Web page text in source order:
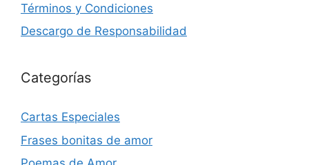
Términos y Condiciones
Descargo de Responsabilidad
Categorías
Cartas Especiales
Frases bonitas de amor